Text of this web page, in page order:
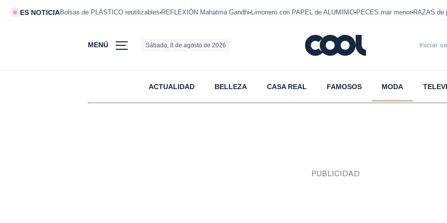
ES NOTICIABolsas de PLÁSTICO reutilizables REFLEXIÓN Mahatma Gandhi Limonero con PAPEL de ALUMINIO PECES mar menor RAZAS de
MENÚ Sábado, 8 de agosto de 2026 Iniciar
ACTUALIDAD BELLEZA CASA REAL FAMOSOS MODA